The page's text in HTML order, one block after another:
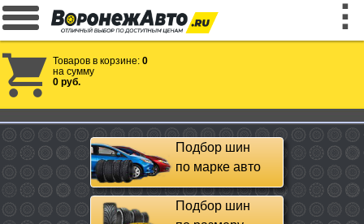
Товаров в корзине: 0
на сумму
0 руб.
Подбор шин
по марке авто
Подбор шин